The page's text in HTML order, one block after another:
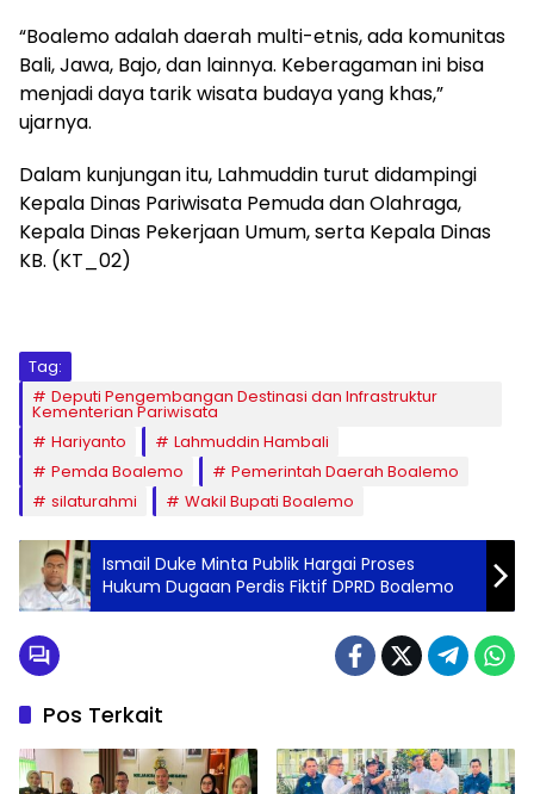
“Boalemo adalah daerah multi-etnis, ada komunitas
Bali, Jawa, Bajo, dan lainnya. Keberagaman ini bisa
menjadi daya tarik wisata budaya yang khas,”
ujarnya.
Dalam kunjungan itu, Lahmuddin turut didampingi
Kepala Dinas Pariwisata Pemuda dan Olahraga,
Kepala Dinas Pekerjaan Umum, serta Kepala Dinas
KB. (KT_02)
Tag:
Deputi Pengembangan Destinasi dan Infrastruktur
Kementerian Pariwisata
Hariyanto
Lahmuddin Hambali
Pemda Boalemo
Pemerintah Daerah Boalemo
silaturahmi
Wakil Bupati Boalemo
Ismail Duke Minta Publik Hargai Proses
Hukum Dugaan Perdis Fiktif DPRD Boalemo
Pos Terkait